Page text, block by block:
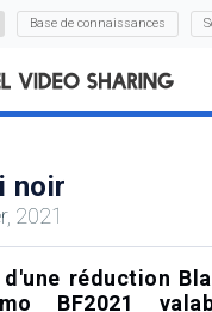
Base de connaissances
noir
2021
réduction
BF2021